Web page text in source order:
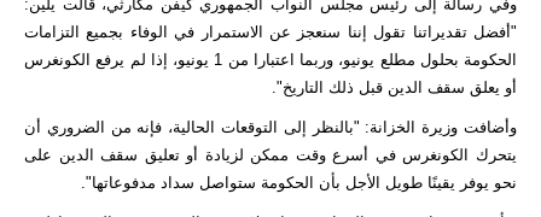
وفي رسالة إلى رئيس مجلس النواب الجمهوري كيفن مكارثي، قالت يلين:
"أفضل تقديراتنا تقول إننا سنعجز عن الاستمرار في الوفاء بجميع التزامات
الحكومة بحلول مطلع يونيو، وربما اعتبارا من 1 يونيو، إذا لم يرفع الكونغرس
أو يعلق سقف الدين قبل ذلك التاريخ".
وأضافت وزيرة الخزانة: "بالنظر إلى التوقعات الحالية، فإنه من الضروري أن
يتحرك الكونغرس في أسرع وقت ممكن لزيادة أو تعليق سقف الدين على
نحو يوفر يقينًا طويل الأجل بأن الحكومة ستواصل سداد مدفوعاتها".